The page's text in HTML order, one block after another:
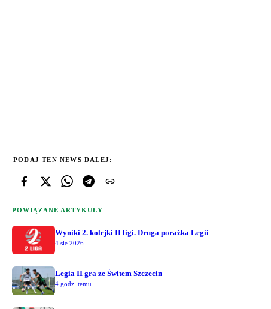
PODAJ TEN NEWS DALEJ:
POWIĄZANE ARTYKUŁY
Wyniki 2. kolejki II ligi. Druga porażka Legii
4 sie 2026
Legia II gra ze Świtem Szczecin
4 godz. temu